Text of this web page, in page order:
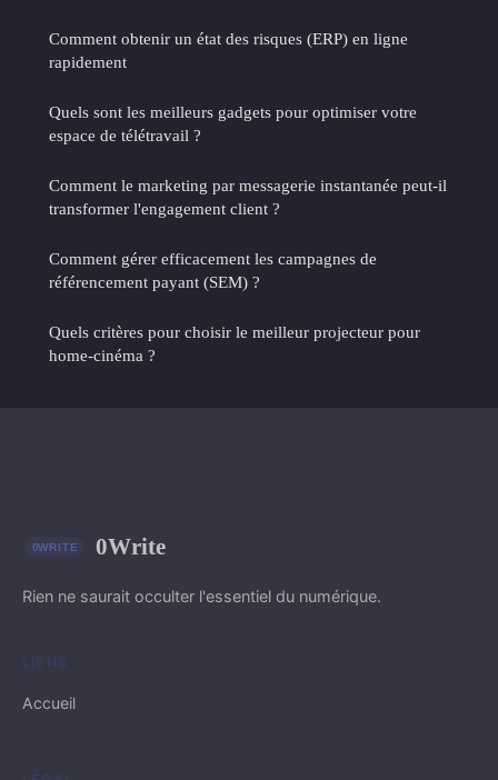
Comment obtenir un état des risques (ERP) en ligne
rapidement
Quels sont les meilleurs gadgets pour optimiser votre
espace de télétravail ?
Comment le marketing par messagerie instantanée peut-il
transformer l'engagement client ?
Comment gérer efficacement les campagnes de
référencement payant (SEM) ?
Quels critères pour choisir le meilleur projecteur pour
home-cinéma ?
0Write
Rien ne saurait occulter l'essentiel du numérique.
LIENS
Accueil